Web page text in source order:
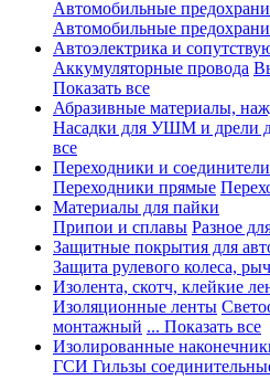
Автомобильные
Автомобильные
Автоэлектрика и
Аккумуляторные провода
Показать все
Абразивные материалы,
Насадки для УШМ и дрели
все
Переходники и
Переходники прямые
Материалы для пайки
Припои и сплавы Разное
Защитные покрытия для
Защита рулевого колеса,
Изолента, скотч, клейкие
Изоляционные ленты
монтажный ... Показать все
Изолированные
ГСИ Гильзы